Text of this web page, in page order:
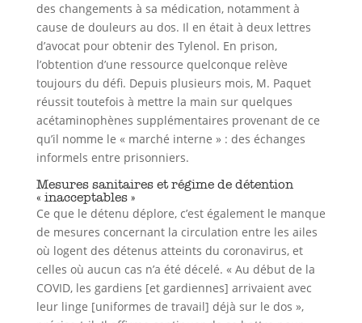
des changements à sa médication, notamment à
cause de douleurs au dos. Il en était à deux lettres
d’avocat pour obtenir des Tylenol. En prison,
l’obtention d’une ressource quelconque relève
toujours du défi. Depuis plusieurs mois, M. Paquet
réussit toutefois à mettre la main sur quelques
acétaminophènes supplémentaires provenant de ce
qu’il nomme le « marché interne » : des échanges
informels entre prisonniers.
Mesures sanitaires et régime de détention
« inacceptables »
Ce que le détenu déplore, c’est également le manque
de mesures concernant la circulation entre les ailes
où logent des détenus atteints du coronavirus, et
celles où aucun cas n’a été décelé. « Au début de la
COVID, les gardiens [et gardiennes] arrivaient avec
leur linge [uniformes de travail] déjà sur le dos »,